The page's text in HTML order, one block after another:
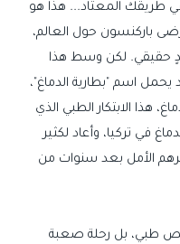
طريقك المعتاد... هذا هو
باركنسون حول العالم،
حقيقي. لكن وسط هذا
اسم "بطارية الدماغ"،
هذا الابتكار الطبي الذي
في تركيا، وأعاد لكثير
الأمل بعد سنوات من
طبي، بل رحلة صعبة